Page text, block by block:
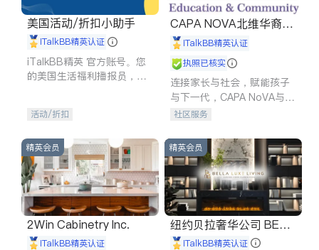
美国活动/折扣小助手
iTalkBB精英认证
iTalkBB精英 官方账号。您
的美国生活福利播报员，精
专属福利。
活动/折扣
CAPA NOVA北维华裔家
长会iTalkBB精英认证
执照已核实
连接家长与社会，赋能孩子
与下一代，CAPA NoVA与您
携手建设包容、公平、充满
社区服务
精英会员
2Win Cabinetry Inc.
iTalkBB精英认证
精英会员
纽约贝拉奢华公司 BELL
A LUXE
iTalkBB精英认证